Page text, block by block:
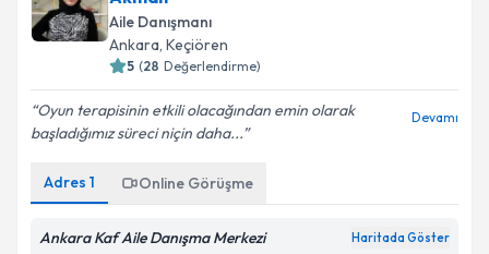
Kişisel verilerimin işlenmesine ilişkinAydınlatma
Metni'ni okudum ve kişisel verilerimin belirtilen
kapsamda işlenmesini kabul ediyorum.
Takvim Talebini Gönder
Aile Danışmanı
Ankara, Keçiören
5 (28 Değerlendirme)
Oyun terapisinin etkili olacağından emin olarak
başladığımız süreci niçin daha...
Devamı
Adres 1 Online Görüşme
Ankara Kaf Aile Danışma Merkezi Haritada Göster